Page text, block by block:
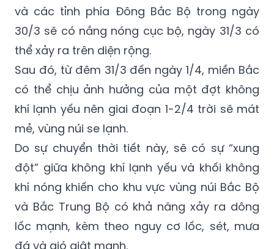
và các tỉnh phía Đông Bắc Bộ trong ngày
30/3 sẽ có nắng nóng cục bộ, ngày 31/3 có
thể xảy ra trên diện rộng.
Sau đó, từ đêm 31/3 đến ngày 1/4, miền Bắc
có thể chịu ảnh hưởng của một đợt không
khí lạnh yếu nên giai đoạn 1-2/4 trời sẽ mát
mẻ, vùng núi se lạnh.
Do sự chuyển thời tiết này, sẽ có sự “xung
đột” giữa không khí lạnh yếu và khối không
khí nóng khiến cho khu vực vùng núi Bắc Bộ
và Bắc Trung Bộ có khả năng xảy ra dông
lốc mạnh, kèm theo nguy cơ lốc, sét, mưa
đá và gió giật mạnh.